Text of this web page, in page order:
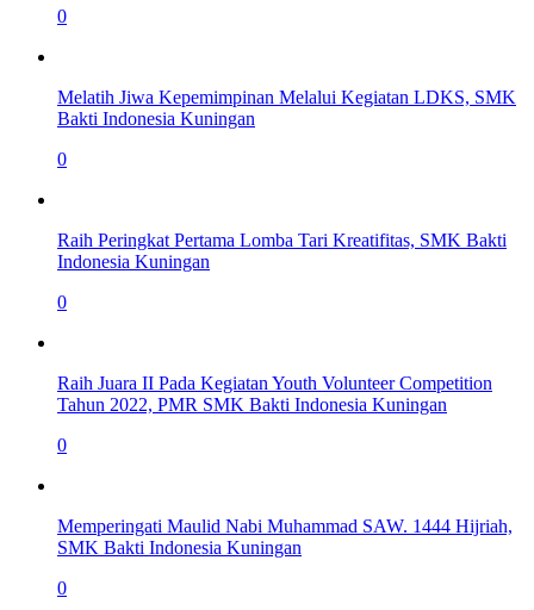
0
Melatih Jiwa Kepemimpinan Melalui Kegiatan LDKS, SMK
Bakti Indonesia Kuningan
0
Raih Peringkat Pertama Lomba Tari Kreatifitas, SMK Bakti
Indonesia Kuningan
0
Raih Juara II Pada Kegiatan Youth Volunteer Competition
Tahun 2022, PMR SMK Bakti Indonesia Kuningan
0
Memperingati Maulid Nabi Muhammad SAW. 1444 Hijriah,
SMK Bakti Indonesia Kuningan
0